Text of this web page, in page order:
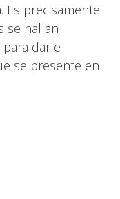
Es precisamente
se hallan
darle
se presente en